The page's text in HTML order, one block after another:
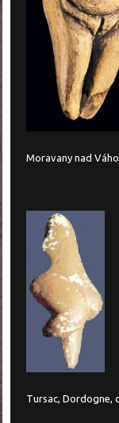
Moravany nad
Tursac, Dordogne,